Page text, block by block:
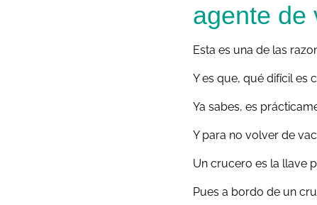
agente de
Esta es una de las
Y es que, qué difícil es
Ya sabes, es
Y para no volver de
Un crucero es la llave
Pues a bordo de un